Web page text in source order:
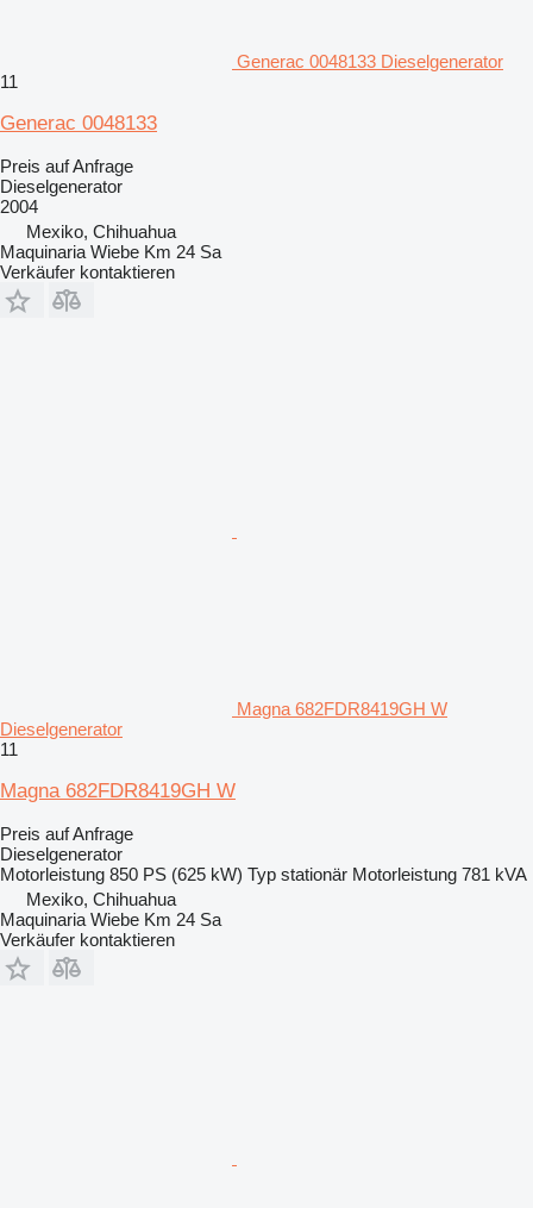
Generac 0048133 Dieselgenerator
11
Generac 0048133
Preis auf Anfrage
Dieselgenerator
2004
Mexiko, Chihuahua
Maquinaria Wiebe Km 24 Sa
Verkäufer kontaktieren
Magna 682FDR8419GH W
Dieselgenerator
11
Magna 682FDR8419GH W
Preis auf Anfrage
Dieselgenerator
Motorleistung 850 PS (625 kW) Typ stationär Motorleistung 781 kVA
Mexiko, Chihuahua
Maquinaria Wiebe Km 24 Sa
Verkäufer kontaktieren